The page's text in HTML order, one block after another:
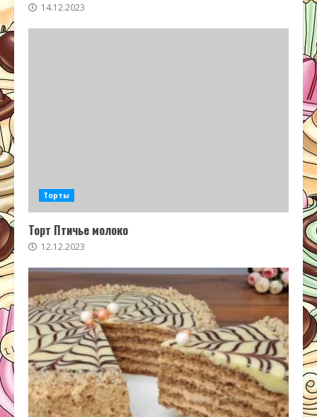
14.12.2023
Торты
Торт Птичье молоко
12.12.2023